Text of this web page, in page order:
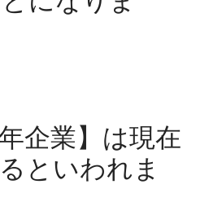
年企業】は現在
といわれま